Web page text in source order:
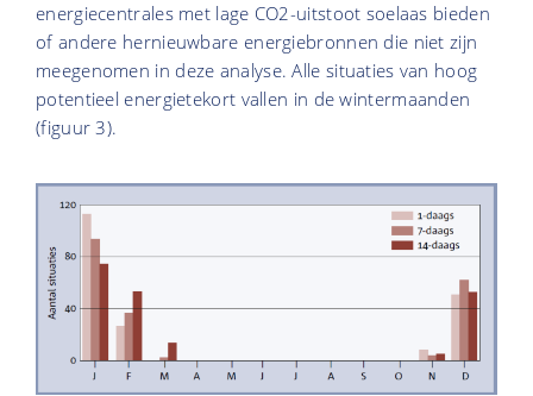
energiecentrales met lage CO2-uitstoot soelaas bieden
of andere hernieuwbare energiebronnen die niet zijn
meegenomen in deze analyse. Alle situaties van hoog
potentieel energietekort vallen in de wintermaanden
(figuur 3).